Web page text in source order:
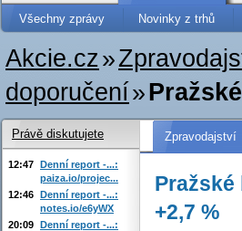
Všechny zprávy Novinky z trhů
Akcie.cz»
doporučení»
Zpravodajství
Pražské
+2,7 %
Právě diskutujete
12:47 Denní report -...:
paiza.io/projec...
12:46 Denní report -...:
notes.io/e6yWX
20:09 Denní report -...: